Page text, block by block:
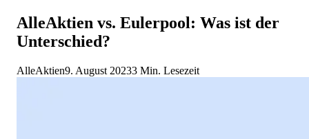
AlleAktien vs. Eulerpool: Was ist der
Unterschied?
AlleAktien9. August 20233 Min. Lesezeit